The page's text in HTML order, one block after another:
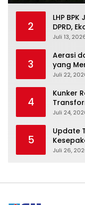
2
LHP
DPRD,
dan
Juli 13,
3
Aerasi
yang
Juli 22,
4
Kunker
Kawal
Juli 24,
5
Update
Juli 26,